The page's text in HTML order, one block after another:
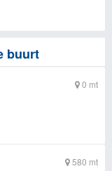
buurt
0 mt
580 mt